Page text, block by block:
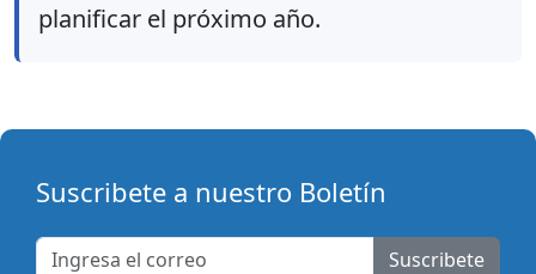
planificar el próximo año.
Suscribete a nuestro Boletín
Suscribete